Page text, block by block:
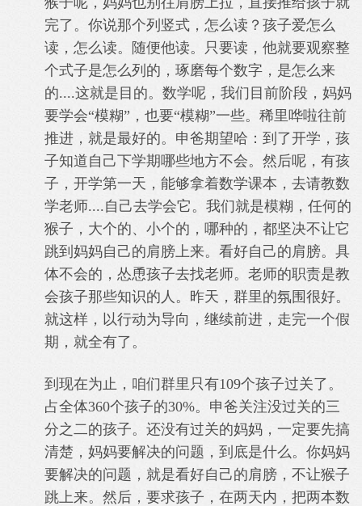
完了。你说那个列竖式，怎么读？孩子爱怎么
读，怎么读。随便他读。只要读，他就要观察整
个式子是怎么列的，琢磨每个数字，是怎么来
的....这就是目的。数学呢，我们目前阶段，妈妈
要学会“模糊”，也要“模糊”一些。稀里哗啦往前
推进，就是最好的。申爸期望哈：到了开学，孩
子知道自己下学期哪些地方不会。然后呢，有孩
子，开学第一天，能够拿着数学课本，去请教数
学老师....自己去学会它。我们就是模糊，任何的
猴子，大个的、小个的，哪种的，都坚决不让它
跳到妈妈自己的肩膀上来。看好自己的肩膀。具
体不会的，怂恿孩子去找老师。老师的职责是教
会孩子那些知识的人。昨天，群里的氛围很好。
就这样，以行动为导向，继续前进，走完一个假
期，就全有了。
到现在为止，咱们群里只有109个孩子过关了。
占全体360个孩子的30%。申爸关注没过关的三
分之二的孩子。还没有过关的妈妈，一定要先搞
清楚，妈妈要解决的问题，到底是什么。你妈妈
要解决的问题，就是看好自己的肩膀，不让猴子
跳上来。然后，要求孩子，在两天内，把两本数